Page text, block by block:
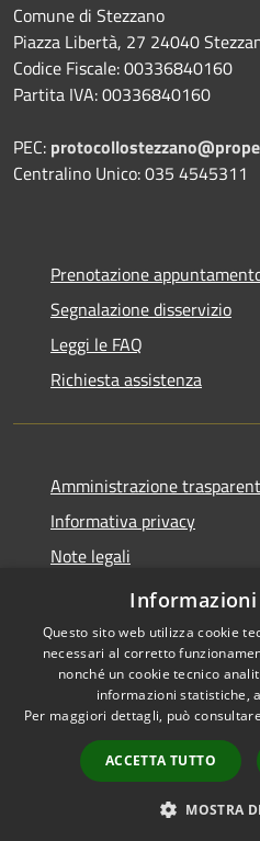
Comune di Stezzano
Piazza Libertà, 27 24040
Codice Fiscale: 00336840160
Partita IVA: 00336840160
PEC:
Centralino Unico: 035 4545311
Prenotazione
Segnalazione disservizio
Leggi le FAQ
Richiesta assistenza
Amministrazione
Informativa privacy
Note legali
Dichiarazione di accessibilità
Accessibilità
Questo sito web utilizza cookie
necessari al corretto
nonché un cookie tecnico
informazioni statistiche,
Per maggiori dettagli, può
ACCETTA TUTTO
MOSTRA